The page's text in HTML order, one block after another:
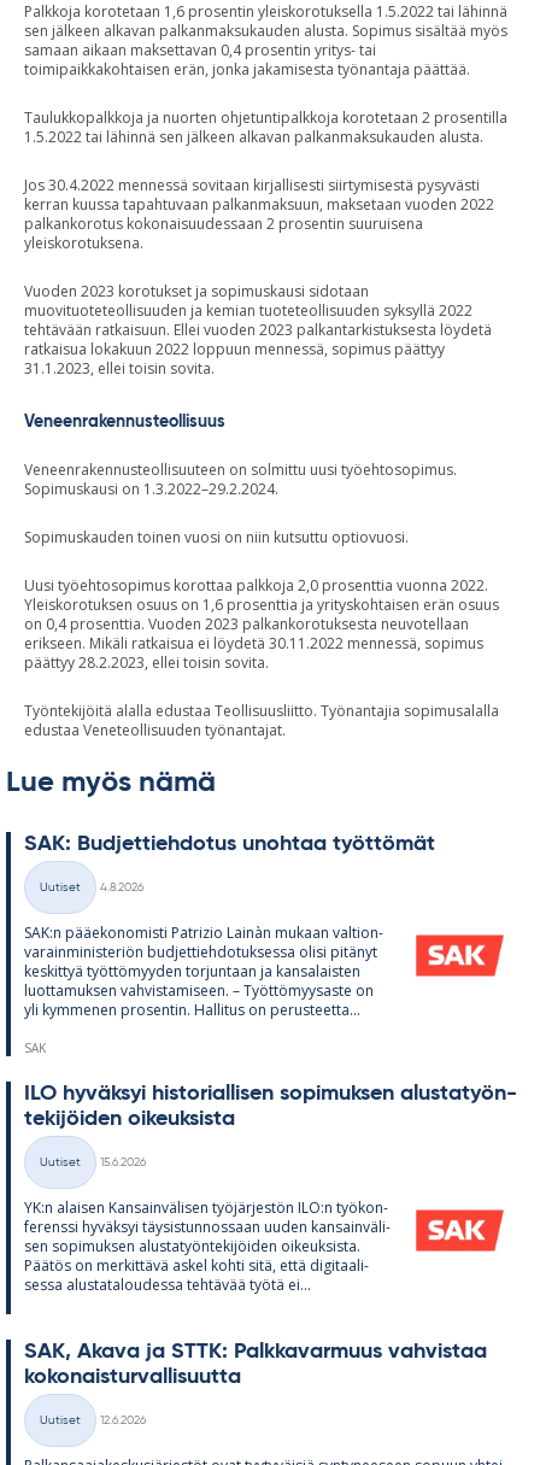
Palkkoja korotetaan 1,6 prosentin yleiskorotuksella 1.5.2022 tai lähinnä
sen jälkeen alkavan palkanmaksukauden alusta. Sopimus sisältää myös
samaan aikaan maksettavan 0,4 prosentin yritys- tai
toimipaikkakohtaisen erän, jonka jakamisesta työnantaja päättää.
Taulukkopalkkoja ja nuorten ohjetuntipalkkoja korotetaan 2 prosentilla
1.5.2022 tai lähinnä sen jälkeen alkavan palkanmaksukauden alusta.
Jos 30.4.2022 mennessä sovitaan kirjallisesti siirtymisestä pysyvästi
kerran kuussa tapahtuvaan palkanmaksuun, maksetaan vuoden 2022
palkankorotus kokonaisuudessaan 2 prosentin suuruisena
yleiskorotuksena.
Vuoden 2023 korotukset ja sopimuskausi sidotaan
muovituoteteollisuuden ja kemian tuoteteollisuuden syksyllä 2022
tehtävään ratkaisuun. Ellei vuoden 2023 palkantarkistuksesta löydetä
ratkaisua lokakuun 2022 loppuun mennessä, sopimus päättyy
31.1.2023, ellei toisin sovita.
Veneenrakennusteollisuus
Veneenrakennusteollisuuteen on solmittu uusi työehtosopimus.
Sopimuskausi on 1.3.2022–29.2.2024.
Sopimuskauden toinen vuosi on niin kutsuttu optiovuosi.
Uusi työehtosopimus korottaa palkkoja 2,0 prosenttia vuonna 2022.
Yleiskorotuksen osuus on 1,6 prosenttia ja yrityskohtaisen erän osuus
on 0,4 prosenttia. Vuoden 2023 palkankorotuksesta neuvotellaan
erikseen. Mikäli ratkaisua ei löydetä 30.11.2022 mennessä, sopimus
päättyy 28.2.2023, ellei toisin sovita.
Työntekijöitä alalla edustaa Teollisuusliitto. Työnantajia sopimusalalla
edustaa Veneteollisuuden työnantajat.
Lue myös nämä
SAK: Bud­jet­tieh­do­tus unoh­taa työt­tö­mät
Kategoriat
Uutiset
4.8.2026
SAK:n pää­e­ko­no­misti Pat­rizio Lainàn mu­kaan val­tion­
va­rain­mi­nis­te­riön bud­jet­tieh­do­tuk­sessa olisi pi­tä­nyt
kes­kit­tyä työt­tö­myy­den tor­jun­taan ja kan­sa­lais­ten
luot­ta­muk­sen vah­vis­ta­mi­seen. – Työt­tö­myy­saste on
yli kym­me­nen pro­sen­tin. Hal­li­tus on pe­rus­teetta...
SAK
ILO hy­väk­syi his­to­rial­li­sen so­pi­muk­sen alus­ta­työn­
te­ki­jöi­den oi­keuk­sista
Kategoriat
Uutiset
15.6.2026
YK:n alai­sen Kan­sain­vä­li­sen työ­jär­jes­tön ILO:n työ­kon­
fe­renssi hy­väk­syi täy­sis­tun­nos­saan uu­den kan­sain­vä­li­
sen so­pi­muk­sen alus­ta­työn­te­ki­jöi­den oi­keuk­sista.
Pää­tös on mer­kit­tävä as­kel kohti sitä, että di­gi­taa­li­
sessa alus­ta­ta­lou­dessa teh­tä­vää työtä ei...
SAK, Akava ja STTK: Palk­ka­var­muus vah­vis­taa
ko­ko­nais­tur­val­li­suutta
Kategoriat
Uutiset
12.6.2026